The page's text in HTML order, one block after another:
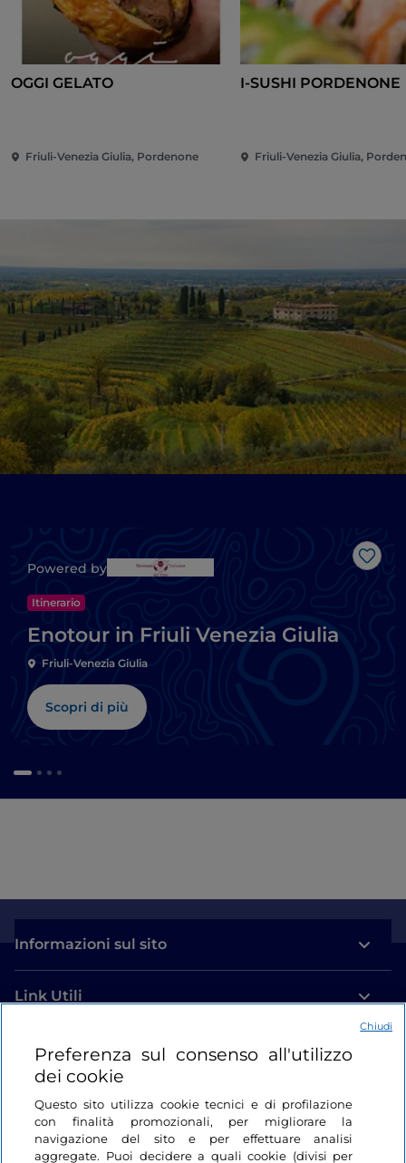
OGGI GELATO
Friuli-Venezia Giulia, Pordenone
I-SUSHI PORDENONE
Friuli-Venezia Giulia,
Like
Powered by
Itinerario
Enotour in Friuli Venezia Giulia
Friuli-Venezia Giulia
Scopri di più
Informazioni sul sito
Link Utili
Login
Restiamo in contatto
Preferenza sul consenso all'utilizzo
dei cookie
Questo sito utilizza cookie tecnici e di profilazione
con finalità promozionali, per migliorare la
navigazione del sito e per effettuare analisi
aggregate. Puoi decidere a quali cookie (divisi per
Chiudi